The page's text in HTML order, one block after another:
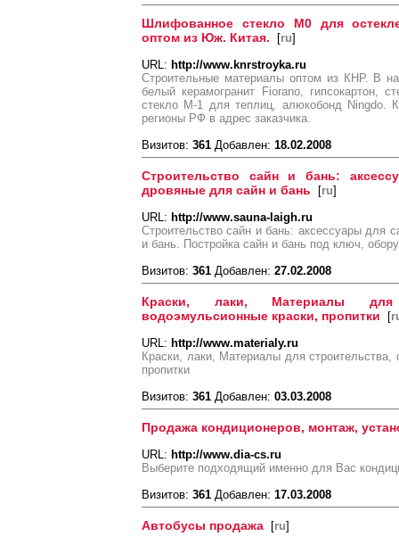
Шлифованное стекло М0 для
оптом из Юж. Китая. [ru]
URL: http://www.knrstroyka.ru
Строительные материалы оптом из КНР. В
белый керамогранит Fiorano, гипсокартон,
стекло М-1 для теплиц, алюкобонд Ningdo.
регионы РФ в адрес заказчика.
Визитов: 361 Добавлен: 18.02.2008
Строительство сайн и бань:
дровяные для сайн и бань [ru]
URL: http://www.sauna-laigh.ru
Строительство сайн и бань: аксессуары для
и бань. Постройка сайн и бань под ключ,
Визитов: 361 Добавлен: 27.02.2008
Краски, лаки, Материалы для
водоэмульсионные краски, пропитки [
URL: http://www.materialy.ru
Краски, лаки, Материалы для
пропитки
Визитов: 361 Добавлен: 03.03.2008
Продажа кондиционеров, монтаж,
URL: http://www.dia-cs.ru
Выберите подходящий именно для Вас
Визитов: 361 Добавлен: 17.03.2008
Автобусы продажа [ru]